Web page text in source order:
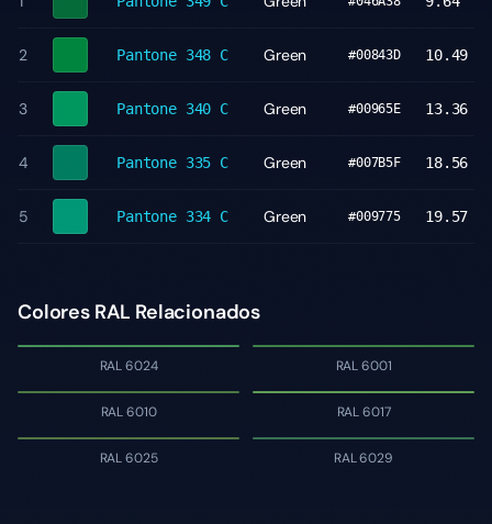
2 Pantone 348 C Green #00843D 10.49
3 Pantone 340 C Green #00965E 13.36
4 Pantone 335 C Green #007B5F 18.56
5 Pantone 334 C Green #009775 19.57
Colores RAL Relacionados
RAL 6024 RAL 6001
RAL 6010 RAL 6017
RAL 6025 RAL 6029